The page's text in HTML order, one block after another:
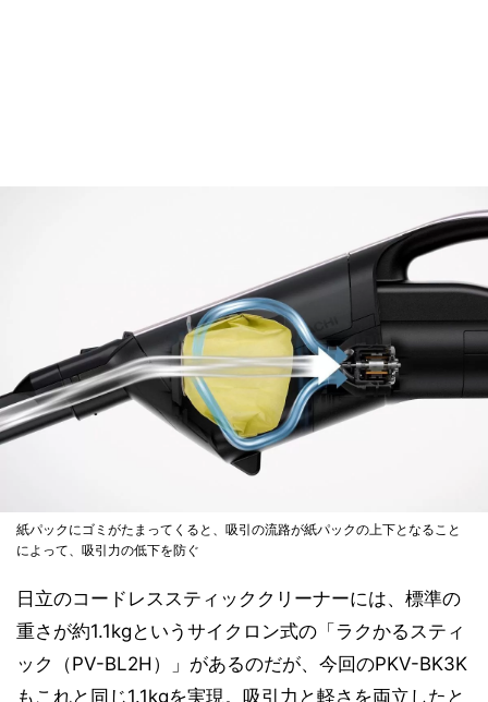
紙パックにゴミがたまってくると、吸引の流路が紙パックの上下となること
によって、吸引力の低下を防ぐ
日立のコードレススティッククリーナーには、標準の
重さが約1.1kgというサイクロン式の「ラクかるスティ
ック（PV-BL2H）」があるのだが、今回のPKV-BK3K
もこれと同じ1.1kgを実現。吸引力と軽さを両立したと